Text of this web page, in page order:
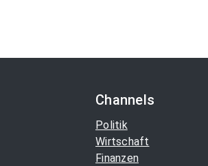
Channels
Politik
Wirtschaft
Finanzen